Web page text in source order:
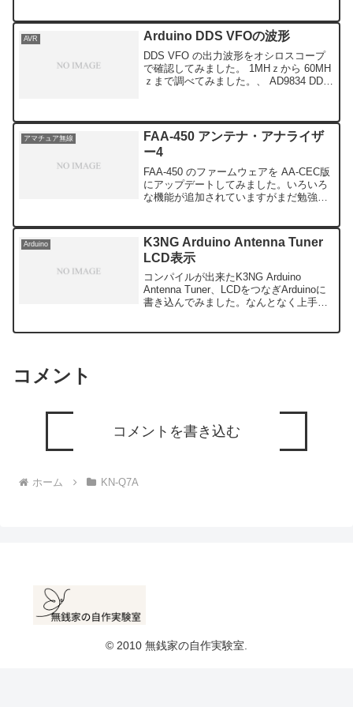
端のダイオードの前にプローブをつな
ぎ...
AVR Arduino DDS VFOの波形
DDS VFO の出力波形をオシロスコープ
で確認してみました。 1MHｚから 60MH
ｚまで調べてみました。、 AD9834 DDS-
DDS VFO ...
アマチュア無線
FAA-450 アンテナ・アナライザ
ー4
FAA-450 のファームウェアを AA-CEC版
にアップデートしてみました。いろいろ
な機能が追加されていますがまだ勉強不
るとまずいので中継ピンを付けてみまし
た。テスト...
Arduino
K3NG Arduino Antenna Tuner
LCD表示
コンパイルが出来たK3NG Arduino
Antenna Tuner、LCDをつなぎArduinoに
書き込んでみました。なんとなく上手く
コメント
コメントを書き込む
ホーム KN-Q7A
© 2010 無銭家の自作実験室.